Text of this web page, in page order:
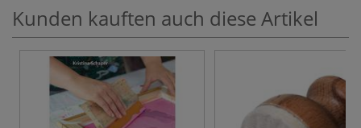
Kunden kauften auch diese Artikel